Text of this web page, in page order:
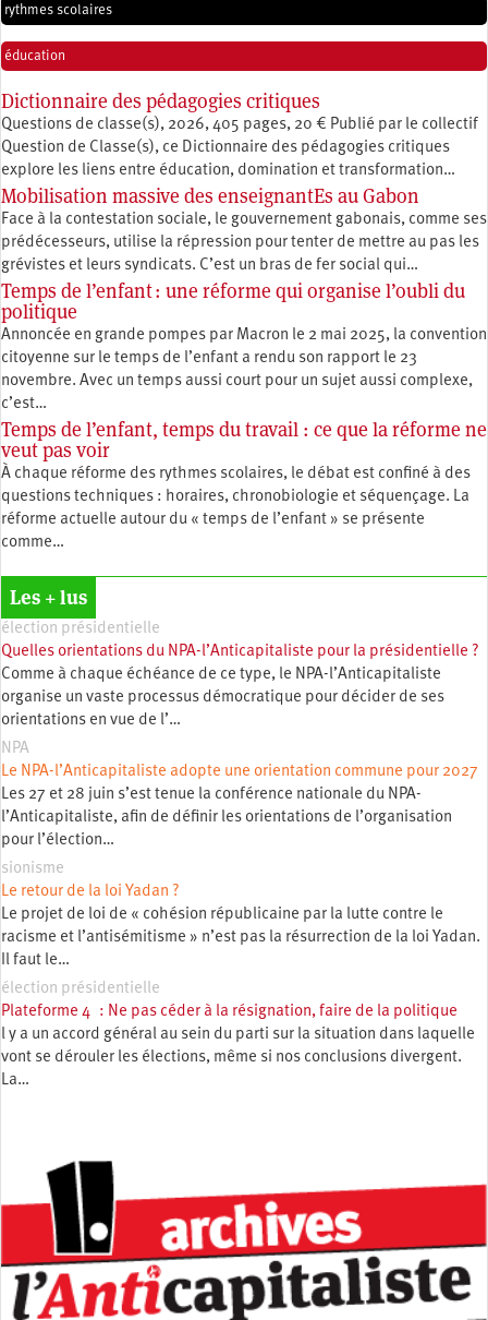
rythmes scolaires
éducation
Dictionnaire des pédagogies critiques
Questions de classe(s), 2026, 405 pages, 20 € Publié par le collectif
Question de Classe(s), ce Dictionnaire des pédagogies critiques
explore les liens entre éducation, ­domination et transformation…
Mobilisation massive des enseignantEs au Gabon
Face à la contestation sociale, le gouvernement gabonais, comme ses
prédécesseurs, utilise la répression pour tenter de mettre au pas les
grévistes et leurs syndicats. C’est un bras de fer social qui…
Temps de l’enfant : une réforme qui organise l’oubli du
politique
Annoncée en grande pompes par Macron le 2 mai 2025, la convention
citoyenne sur le temps de l’enfant a rendu son rapport le 23
novembre. Avec un temps aussi court pour un sujet aussi complexe,
c’est…
Temps de l’enfant, temps du travail : ce que la réforme ne
veut pas voir
À chaque réforme des rythmes scolaires, le débat est confiné à des
questions techniques : horaires, chronobiologie et séquençage. La
réforme actuelle autour du « temps de l’enfant » se présente
comme…
Les + lus
élection présidentielle
Quelles orientations du NPA-l’Anticapitaliste pour la présidentielle ?
Comme à chaque échéance de ce type, le NPA-l’Anticapitaliste
organise un vaste processus démocratique pour décider de ses
orientations en vue de l’…
NPA
Le NPA-l’Anticapitaliste adopte une orientation commune pour 2027
Les 27 et 28 juin s’est tenue la conférence nationale du NPA-
l’Anticapitaliste, afin de définir les orientations de l’organisation
pour l’élection…
sionisme
Le retour de la loi Yadan ?
Le projet de loi de « cohésion républicaine par la lutte contre le
racisme et l’antisémitisme » n’est pas la résurrection de la loi Yadan.
Il faut le…
élection présidentielle
Plateforme 4 : Ne pas céder à la résignation, faire de la politique
l y a un accord général au sein du parti sur la situation dans laquelle
vont se dérouler les élections, même si nos conclusions divergent.
La…